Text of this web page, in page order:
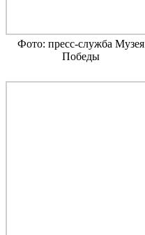
Фото: пресс-служба Музея
Победы